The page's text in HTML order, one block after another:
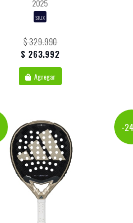
2025
SIUX
$ 329.990
$ 263.992
Agregar
-